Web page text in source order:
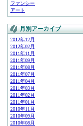
ファンシー
アート
月別アーカイブ
2012年12月
2012年02月
2011年11月
2011年09月
2011年08月
2011年07月
2011年04月
2011年03月
2011年02月
2011年01月
2010年11月
2010年09月
2010年08月